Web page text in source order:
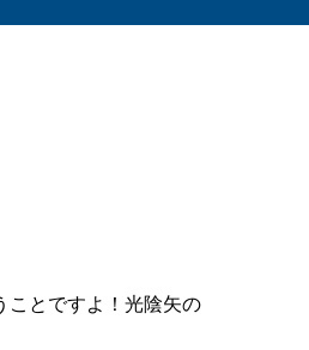
ことですよ！光陰矢の